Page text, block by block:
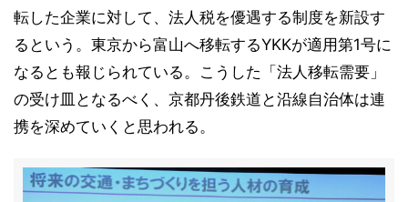
転した企業に対して、法人税を優遇する制度を新設す
るという。東京から富山へ移転するYKKが適用第1号に
なるとも報じられている。こうした「法人移転需要」
の受け皿となるべく、京都丹後鉄道と沿線自治体は連
携を深めていくと思われる。